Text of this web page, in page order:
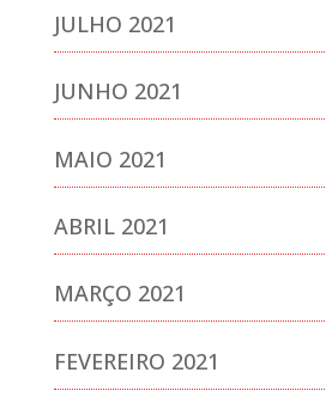
JULHO 2021
JUNHO 2021
MAIO 2021
ABRIL 2021
MARÇO 2021
FEVEREIRO 2021